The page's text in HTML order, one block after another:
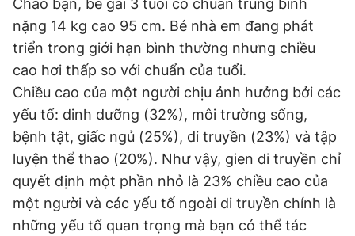
Đọc Thanh Niên trên điện thoại
Theo dõi báo trên
Hotline Liên hệ quảng cáo
Chào bạn, bé gái 3 tuổi có chuẩn trung bình
nặng 14 kg cao 95 cm. Bé nhà em đang phát
triển trong giới hạn bình thường nhưng chiều
cao hơi thấp so với chuẩn của tuổi.
Chiều cao của một người chịu ảnh hưởng bởi các
yếu tố: dinh dưỡng (32%), môi trường sống,
bệnh tật, giấc ngủ (25%), di truyền (23%) và tập
luyện thể thao (20%). Như vậy, gien di truyền chỉ
quyết định một phần nhỏ là 23% chiều cao của
một người và các yếu tố ngoài di truyền chính là
những yếu tố quan trọng mà bạn có thể tác